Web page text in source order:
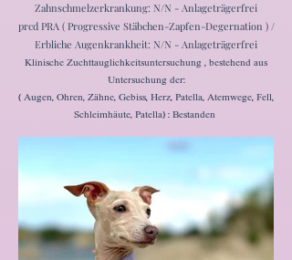
Zahnschmelzerkrankung: N/N - Anlageträgerfrei
prcd PRA ( Progressive Stäbchen-Zapfen-Degernation ) /
Erbliche Augenkrankheit: N/N - Anlageträgerfrei
Klinische Zuchttauglichkeitsuntersuchung , bestehend aus
Untersuchung der:
( Augen, Ohren, Zähne, Gebiss, Herz, Patella, Atemwege, Fell,
Schleimhäute, Patella) : Bestanden